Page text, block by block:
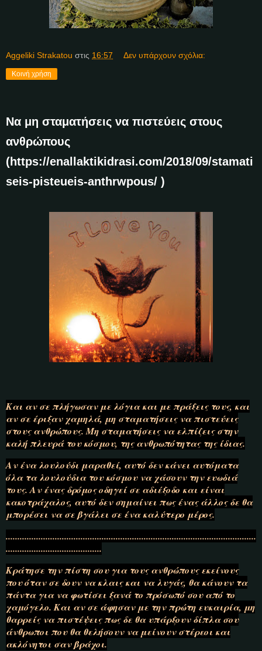
Aggeliki Strakatou στις 16:57 Δεν υπάρχουν σχόλια:
Κοινή χρήση
Να μη σταματήσεις να πιστεύεις στους
ανθρώπους
(https://enallaktikidrasi.com/2018/09/stamati
seis-pisteueis-anthrwpous/ )
Και αν σε πλήγωσαν με λόγια και με πράξεις τους, και
αν σε έριξαν χαμηλά, μη σταματήσεις να πιστεύεις
στους ανθρώπους. Μη σταματήσεις να ελπίζεις στην
καλή πλευρά του κόσμου, της ανθρωπότητας της ίδιας.
Αν ένα λουλούδι μαραθεί, αυτό δεν κάνει αυτόματα
όλα τα λουλούδια του κόσμου να χάσουν την ευωδιά
τους. Αν ένας δρόμος οδηγεί σε αδιέξοδο και είναι
κακοτράχαλος, αυτό δεν σημαίνει πως ένας άλλος δε θα
μπορέσει να σε βγάλει σε ένα καλύτερο μέρος.
...........................................................................................................
.........................................
Κράτησε την πίστη σου για τους ανθρώπους εκείνους
που όταν σε δουν να κλαις και να λυγάς, θα κάνουν τα
πάντα για να φωτίσει ξανά το πρόσωπό σου από το
χαμόγελο. Και αν σε άφησαν με την πρώτη ευκαιρία, μη
θαρρείς να πιστέψεις πως δε θα υπάρξουν δίπλα σου
άνθρωποι που θα θελήσουν να μείνουν στέρεοι και
ακλόνητοι σαν βράχοι.